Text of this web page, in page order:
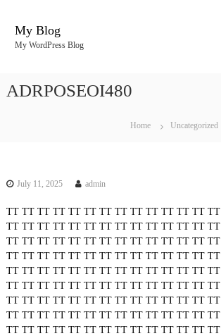
My Blog
My WordPress Blog
ADRPOSEOI480
Home Uncategorized
July 11, 2025 admin
TT TT TT TT TT TT TT TT TT TT TT TT TT TT
TT TT TT TT TT TT TT TT TT TT TT TT TT TT
TT TT TT TT TT TT TT TT TT TT TT TT TT TT
TT TT TT TT TT TT TT TT TT TT TT TT TT TT
TT TT TT TT TT TT TT TT TT TT TT TT TT TT
TT TT TT TT TT TT TT TT TT TT TT TT TT TT
TT TT TT TT TT TT TT TT TT TT TT TT TT TT
TT TT TT TT TT TT TT TT TT TT TT TT TT TT
TT TT TT TT TT TT TT TT TT TT TT TT TT TT